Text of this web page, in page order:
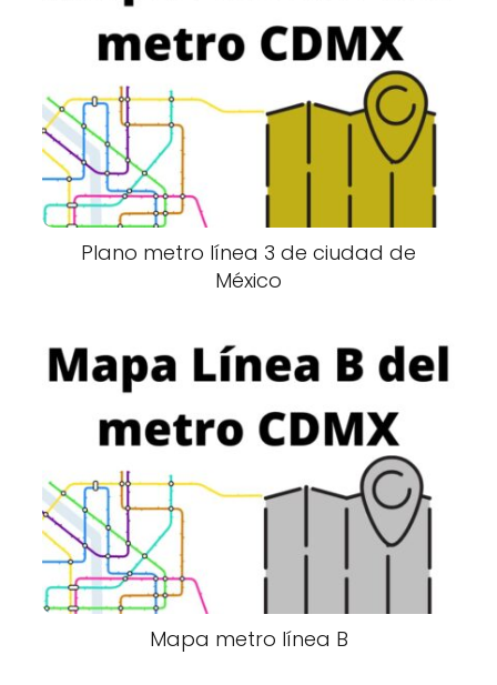
Plano metro línea 3 de ciudad de
México
Mapa metro línea B